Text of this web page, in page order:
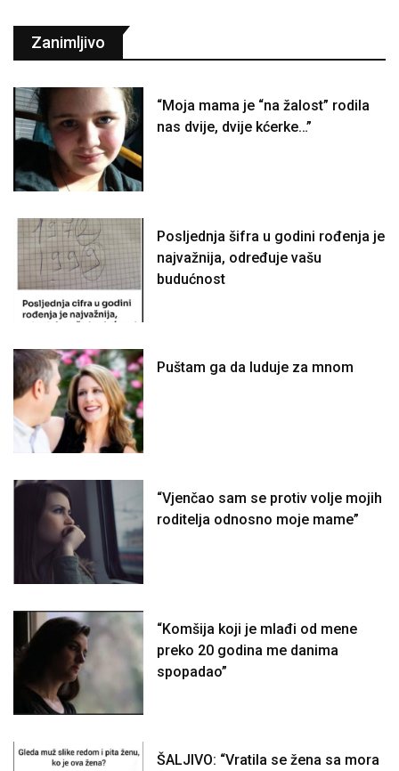
Zanimljivo
“Moja mama je “na žalost” rodila
nas dvije, dvije kćerke…”
Posljednja šifra u godini rođenja je
najvažnija, određuje vašu
budućnost
Puštam ga da luduje za mnom
“Vjenčao sam se protiv volje mojih
roditelja odnosno moje mame”
“Komšija koji je mlađi od mene
preko 20 godina me danima
spopadao”
ŠALJIVO: “Vratila se žena sa mora